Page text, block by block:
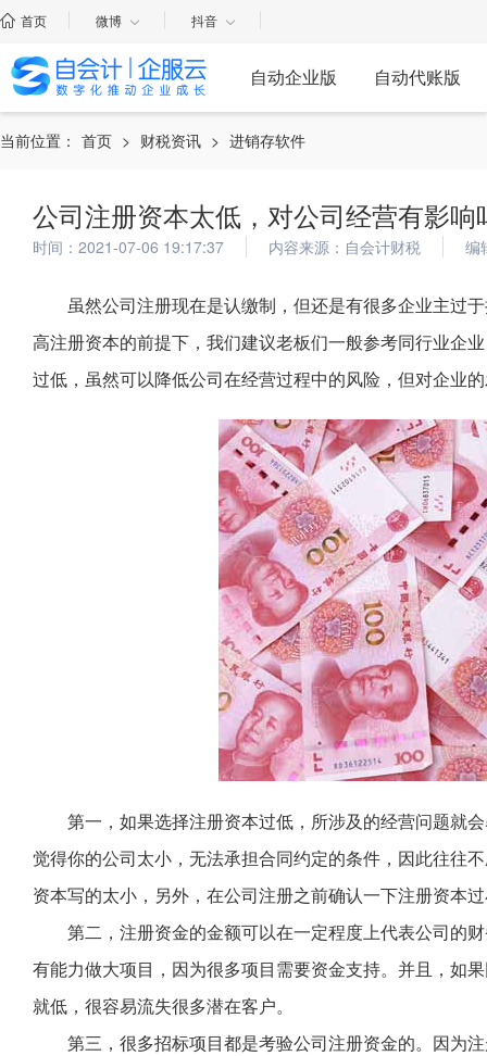
首页 微博 抖音
自动企业版 自动代账版
当前位置： 首页 > 财税资讯 > 进销存软件
公司注册资本太低，对公司经营有影响
时间：2021-07-06 19:17:37 内容来源：自会计财税 编
虽然公司注册现在是认缴制，但还是有很多企业主过
高注册资本的前提下，我们建议老板们一般参考同行业企
过低，虽然可以降低公司在经营过程中的风险，但对企业
第一，如果选择注册资本过低，所涉及的经营问题就
觉得你的公司太小，无法承担合同约定的条件，因此往往
资本写的太小，另外，在公司注册之前确认一下注册资本
第二，注册资金的金额可以在一定程度上代表公司的
有能力做大项目，因为很多项目需要资金支持。并且，如
就低，很容易流失很多潜在客户。
第三，很多招标项目都是考验公司注册资金的。因为